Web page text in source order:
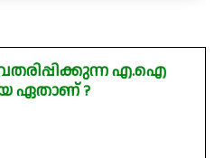
എ.ഐ
ഏതാണ് ?